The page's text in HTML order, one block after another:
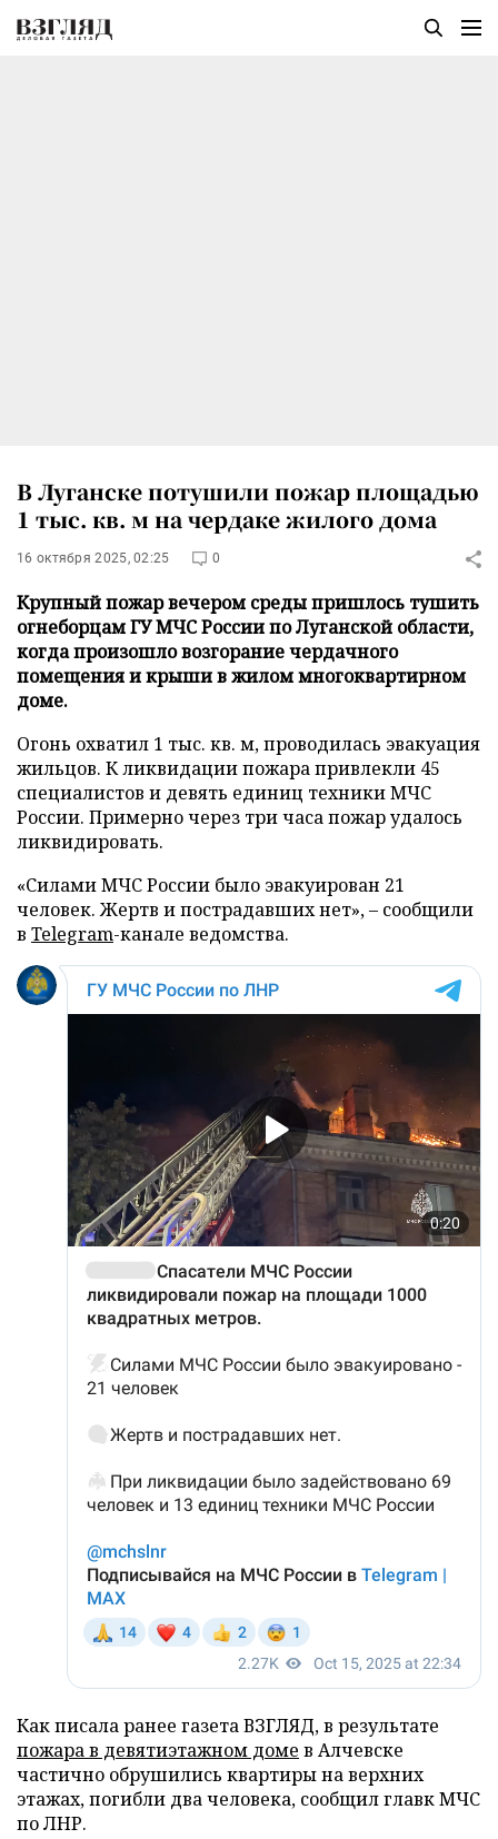
В Луганске потушили пожар площадью
1 тыс. кв. м на чердаке жилого дома
16 октября 2025, 02:25 0
Крупный пожар вечером среды пришлось тушить
огнеборцам ГУ МЧС России по Луганской области,
когда произошло возгорание чердачного
помещения и крыши в жилом многоквартирном
доме.
Огонь охватил 1 тыс. кв. м, проводилась эвакуация
жильцов. К ликвидации пожара привлекли 45
специалистов и девять единиц техники МЧС
России. Примерно через три часа пожар удалось
ликвидировать.
«Силами МЧС России было эвакуирован 21
человек. Жертв и пострадавших нет», – сообщили
в Telegram-канале ведомства.
Как писала ранее газета ВЗГЛЯД, в результате
пожара в девятиэтажном доме в Алчевске
частично обрушились квартиры на верхних
этажах, погибли два человека, сообщил главк МЧС
по ЛНР.